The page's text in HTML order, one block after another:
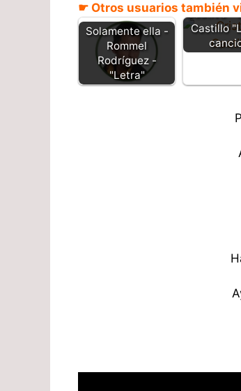
☛ Otros usuarios también
Solamente ella -
Rommel
Rodríguez -
"Letra"
Cautivo -
Castillo